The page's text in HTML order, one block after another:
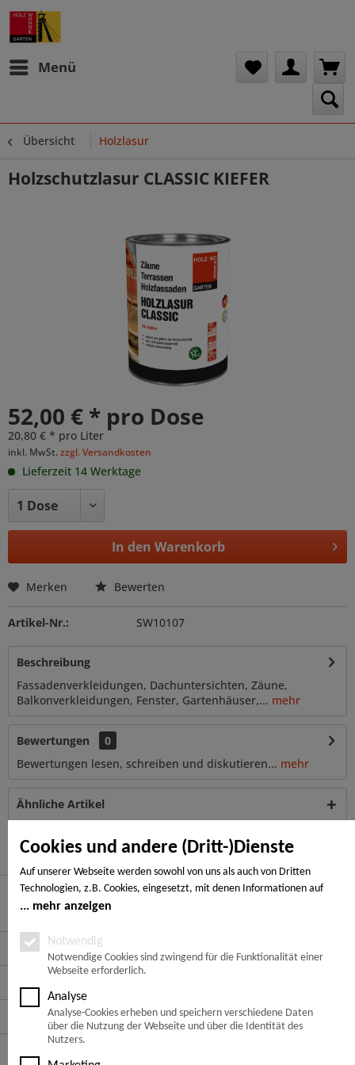
Cookies und andere (Dritt-)Dienste
Auf unserer Webseite werden sowohl von uns als auch von Dritten
Technologien, z.B. Cookies, eingesetzt, mit denen Informationen auf
Ihrem Endgerät gespeichert und/oder von Ihrem Endgerät abgerufen
Notwendige Cookies, Analyse-, Marketing- und Statistik-Cookies. Bei den
notwendigen Cookies handelt es sich um solche, die technisch notwendig
sind, um den von Ihnen gewünschten Dienst bereitzustellen, die übrigen
Cookies werden nur auf Grund einer von Ihnen erteilten Einwilligung
gesetzt. Die Einwilligung ist freiwillig. Personen, die das 16. Lebensjahr
noch nicht vollendet haben, benötigen die Zustimmung der
Sorgeberechtigten. Sie können Ihre Entscheidung jederzeit mit Wirkung
für die Zukunft widerrufen. Rufen Sie dazu lediglich den Cookie-Banner
mehr anzeigen
Notwendig
Notwendige Cookies sind zwingend für die Funktionalität einer
Webseite erforderlich.
Analyse
Analyse-Cookies erheben und speichern verschiedene Daten
über die Nutzung der Webseite und über die Identität des
Nutzers.
Menü
Übersicht Holzlasur
Holzschutzlasur CLASSIC KIEFER
52,00 € * pro Dose
20,80 € * pro Liter
inkl. MwSt. zzgl. Versandkosten
Lieferzeit 14 Werktage
In den Warenkorb
Merken Bewerten
Artikel-Nr.: SW10107
Beschreibung
Fassadenverkleidungen, Dachuntersichten, Zäune,
Balkonverkleidungen, Fenster, Gartenhäuser,... mehr
Bewertungen
0
Bewertungen lesen, schreiben und diskutieren... mehr
Ähnliche Artikel
Kunden haben sich ebenfalls angesehen
Hier finden Sie uns
Service Hotline
Informationen